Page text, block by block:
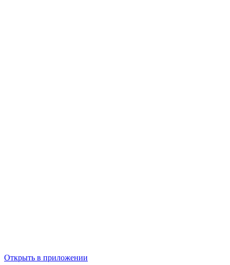
Открыть в приложении